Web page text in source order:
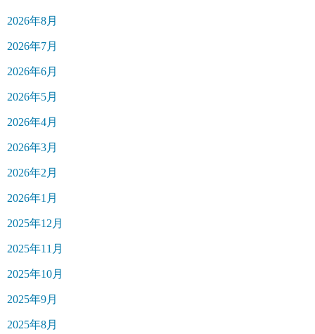
2026年8月
2026年7月
2026年6月
2026年5月
2026年4月
2026年3月
2026年2月
2026年1月
2025年12月
2025年11月
2025年10月
2025年9月
2025年8月